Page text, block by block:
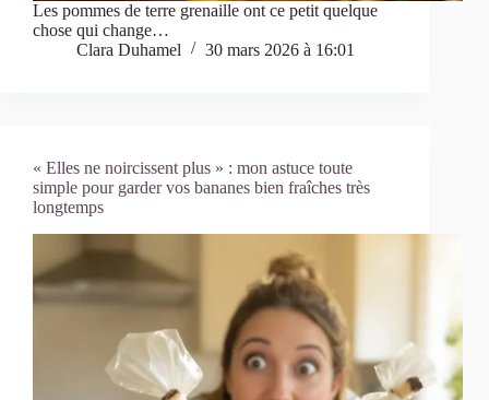
Les pommes de terre grenaille ont ce petit quelque
chose qui change…
Clara Duhamel
30 mars 2026 à 16:01
« Elles ne noircissent plus » : mon astuce toute
simple pour garder vos bananes bien fraîches très
longtemps